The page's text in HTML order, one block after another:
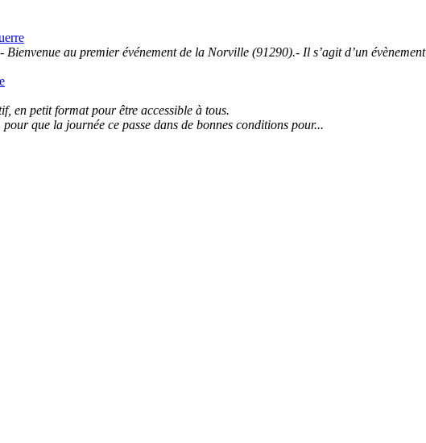
au premier événement de la Norville (91290).- Il s’agit d’un
en petit format pour être accessible à tous.
que la journée ce passe dans de bonnes conditions pour...